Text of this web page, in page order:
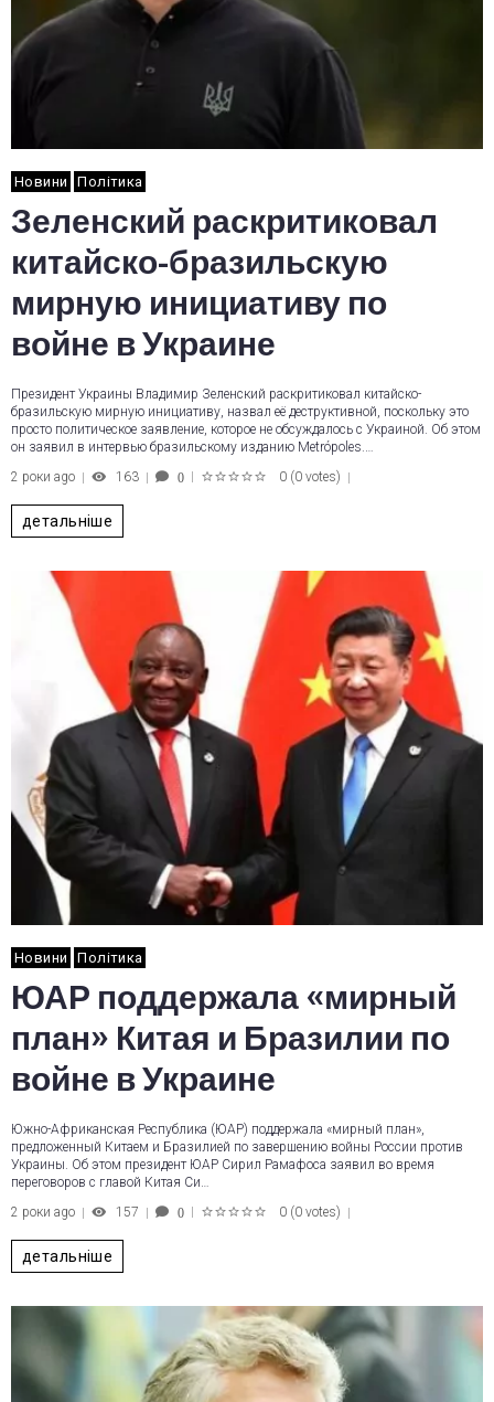
Новини Політика
Зеленский раскритиковал
китайско-бразильскую
мирную инициативу по
войне в Украине
Президент Украины Владимир Зеленский раскритиковал китайско-
бразильскую мирную инициативу, назвал её деструктивной, поскольку это
просто политическое заявление, которое не обсуждалось с Украиной. Об этом
он заявил в интервью бразильскому изданию Metrópoles.…
2 роки ago
163 0 0 (0 votes)
детальніше
Новини Політика
ЮАР поддержала «мирный
план» Китая и Бразилии по
войне в Украине
Южно-Африканская Республика (ЮАР) поддержала «мирный план»,
предложенный Китаем и Бразилией по завершению войны России против
Украины. Об этом президент ЮАР Сирил Рамафоса заявил во время
переговоров с главой Китая Си…
2 роки ago
157 0 0 (0 votes)
детальніше